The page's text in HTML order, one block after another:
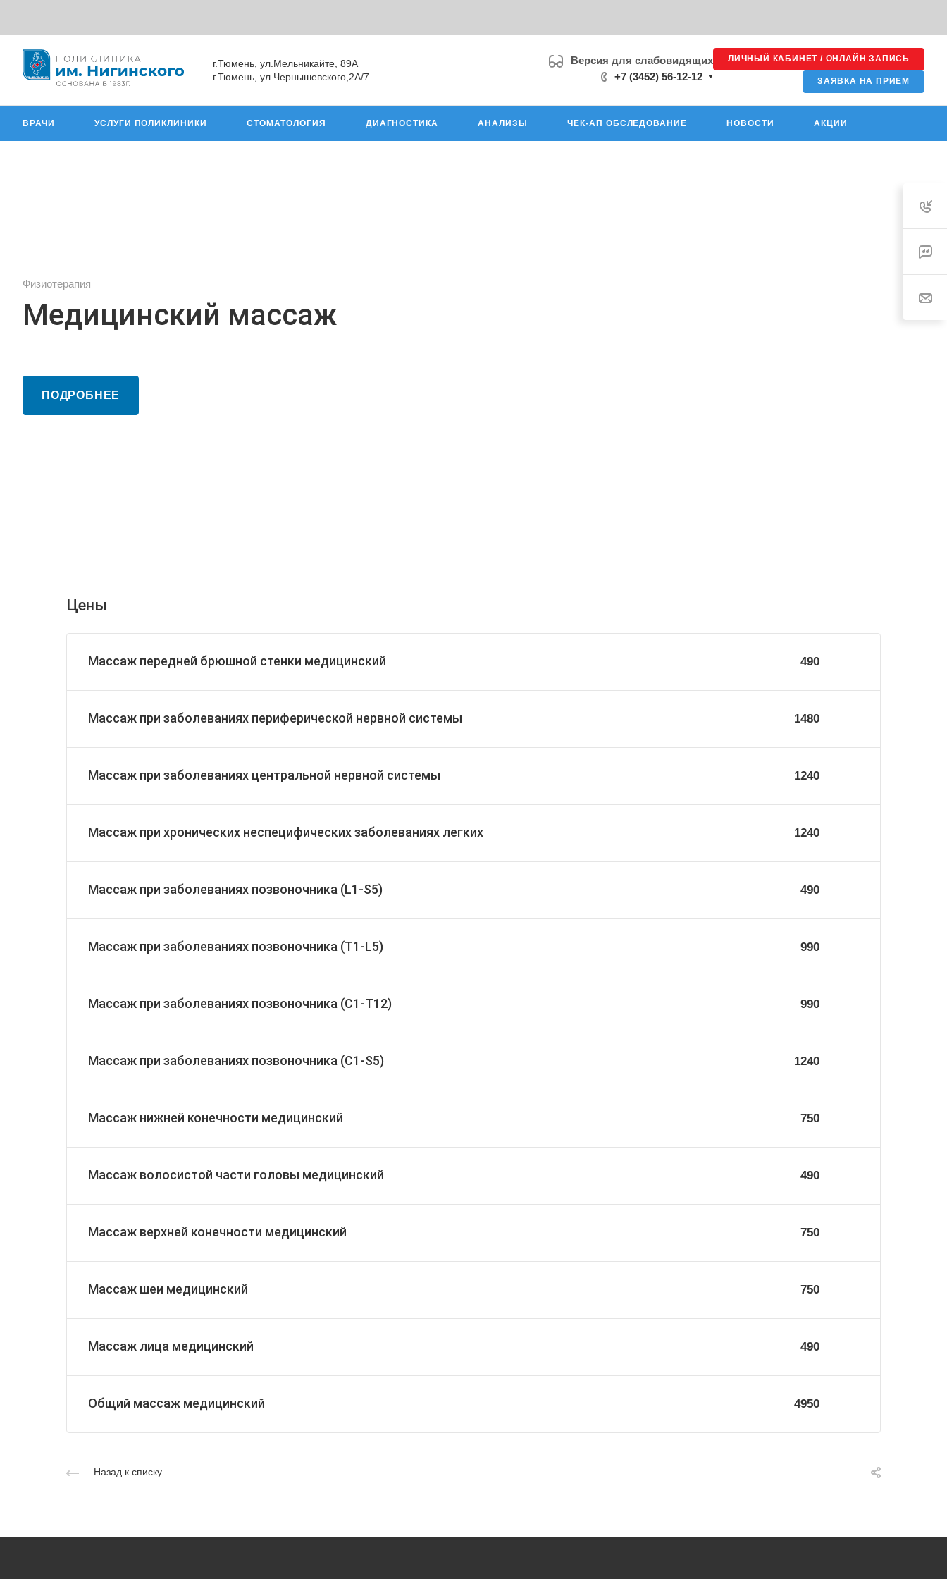
г.Тюмень, ул.Мельникайте, 89А
г.Тюмень, ул.Чернышевского,2А/7
Версия для слабовидящих
+7 (3452) 56-12-12
ЛИЧНЫЙ КАБИНЕТ / ОНЛАЙН ЗАПИСЬ
ЗАЯВКА НА ПРИЕМ
ВРАЧИ УСЛУГИ ПОЛИКЛИНИКИ СТОМАТОЛОГИЯ ДИАГНОСТИКА АНАЛИЗЫ ЧЕК-АП ОБСЛЕДОВАНИЕ НОВОСТИ АКЦИИ
Физиотерапия
Медицинский массаж
ПОДРОБНЕЕ
Цены
Массаж передней брюшной стенки медицинский 490
Массаж при заболеваниях периферической нервной системы 1480
Массаж при заболеваниях центральной нервной системы 1240
Массаж при хронических неспецифических заболеваниях легких 1240
Массаж при заболеваниях позвоночника (L1-S5) 490
Массаж при заболеваниях позвоночника (T1-L5) 990
Массаж при заболеваниях позвоночника (C1-T12) 990
Массаж при заболеваниях позвоночника (C1-S5) 1240
Массаж нижней конечности медицинский 750
Массаж волосистой части головы медицинский 490
Массаж верхней конечности медицинский 750
Массаж шеи медицинский 750
Массаж лица медицинский 490
Общий массаж медицинский 4950
Назад к списку